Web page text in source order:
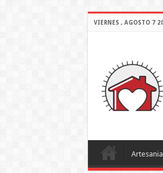
VIERNES , AGOSTO 7
Artesania